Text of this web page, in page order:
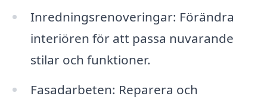
Inredningsrenoveringar: Förändra
interiören för att passa nuvarande
stilar och funktioner.
Fasadarbeten: Reparera och